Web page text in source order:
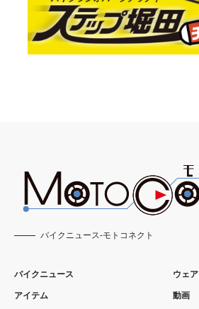
バイクニュース-モトコネクト
バイクニュース
アイテム
ウェア
動画